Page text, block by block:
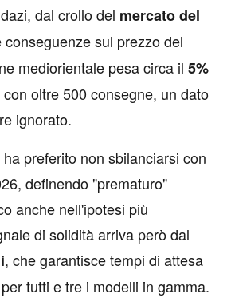
dal crollo del mercato del
conseguenze sul prezzo del
mediorientale pesa circa il 5%
oltre 500 consegne, un dato
ignorato.
preferito non sbilanciarsi con
definendo "prematuro"
anche nell'ipotesi più
di solidità arriva però dal
, che garantisce tempi di attesa
tutti e tre i modelli in gamma.